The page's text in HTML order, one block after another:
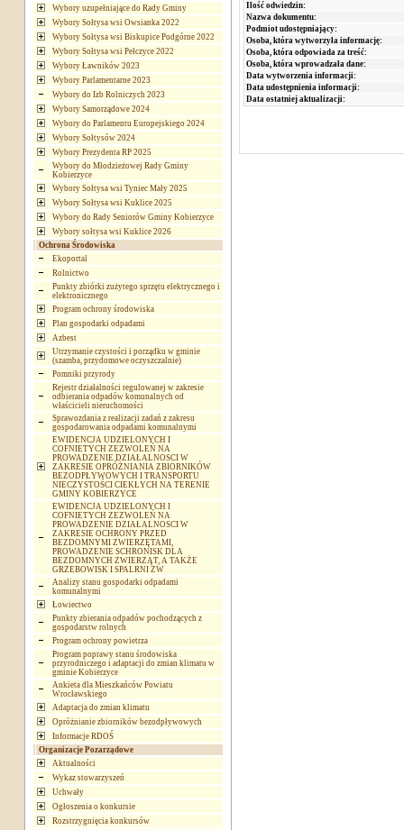
Wybory uzupełniające do Rady Gminy
Wybory Sołtysa wsi Owsianka 2022
Wybory Sołtysa wsi Biskupice Podgórne 2022
Wybory Sołtysa wsi Pełczyce 2022
Wybory Ławników 2023
Wybory Parlamentarne 2023
Wybory do Izb Rolniczych 2023
Wybory Samorządowe 2024
Wybory do Parlamentu Europejskiego 2024
Wybory Sołtysów 2024
Wybory Prezydenta RP 2025
Wybory do Młodzieżowej Rady Gminy
Kobierzyce
Wybory Sołtysa wsi Tyniec Mały 2025
Wybory Sołtysa wsi Kuklice 2025
Wybory do Rady Seniorów Gminy Kobierzyce
Wybory sołtysa wsi Kuklice 2026
Ochrona Środowiska
Ekoportal
Rolnictwo
Punkty zbiórki zużytego sprzętu elektrycznego i
elektronicznego
Program ochrony środowiska
Plan gospodarki odpadami
Azbest
Utrzymanie czystości i porządku w gminie
(szamba, przydomowe oczyszczalnie)
Pomniki przyrody
Rejestr działalności regulowanej w zakresie
odbierania odpadów komunalnych od
właścicieli nieruchomości
Sprawozdania z realizacji zadań z zakresu
gospodarowania odpadami komunalnymi
EWIDENCJA UDZIELONYCH I
COFNIETYCH ZEZWOLEŃ NA
PROWADZENIE DZIAŁALNOSCI W
ZAKRESIE OPRÓŻNIANIA ZBIORNIKÓW
BEZODPŁYWOWYCH I TRANSPORTU
NIECZYSTOŚCI CIEKŁYCH NA TERENIE
GMINY KOBIERZYCE
EWIDENCJA UDZIELONYCH I
COFNIETYCH ZEZWOLEŃ NA
PROWADZENIE DZIAŁALNOSCI W
ZAKRESIE OCHRONY PRZED
BEZDOMNYMI ZWIERZĘTAMI,
PROWADZENIE SCHRONISK DLA
BEZDOMNYCH ZWIERZĄT, A TAKŻE
GRZEBOWISK I SPALRNI ZW
Analizy stanu gospodarki odpadami
komunalnymi
Łowiectwo
Punkty zbierania odpadów pochodzących z
gospodarstw rolnych
Program ochrony powietrza
Program poprawy stanu środowiska
przyrodniczego i adaptacji do zmian klimatu w
gminie Kobierzyce
Ankieta dla Mieszkańców Powiatu
Wrocławskiego
Adaptacja do zmian klimatu
Opróżnianie zbiorników bezodpływowych
Informacje RDOŚ
Organizacje Pozarządowe
Aktualności
Wykaz stowarzyszeń
Uchwały
Ogłoszenia o konkursie
Rozstrzygnięcia konkursów
Ilość odwiedzin:
Nazwa dokumentu:
Podmiot udostępniający:
Osoba, która wytworzyła informację:
Osoba, która odpowiada za treść:
Osoba, która wprowadzała dane:
Data wytworzenia informacji:
Data udostępnienia informacji:
Data ostatniej aktualizacji: